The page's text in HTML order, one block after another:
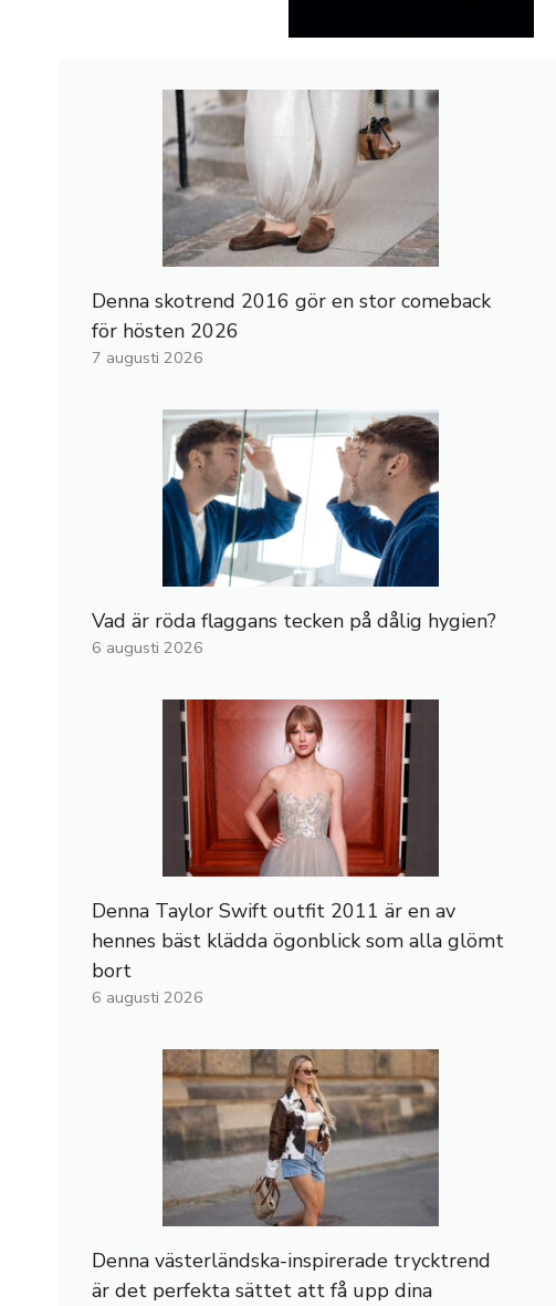
Denna skotrend 2016 gör en stor comeback
för hösten 2026
7 augusti 2026
Vad är röda flaggans tecken på dålig hygien?
6 augusti 2026
Denna Taylor Swift outfit 2011 är en av
hennes bäst klädda ögonblick som alla glömt
bort
6 augusti 2026
Denna västerländska-inspirerade trycktrend
är det perfekta sättet att få upp dina